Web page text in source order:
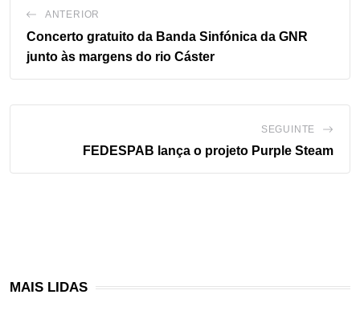
ANTERIOR
Concerto gratuito da Banda Sinfónica da GNR
junto às margens do rio Cáster
SEGUINTE
FEDESPAB lança o projeto Purple Steam
MAIS LIDAS